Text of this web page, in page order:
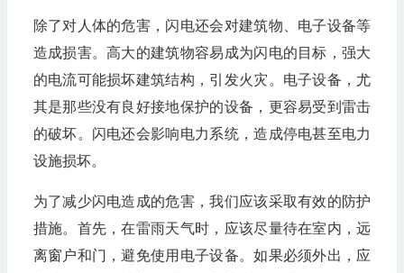
除了对人体的危害，闪电还会对建筑物、电子设备等
造成损害。高大的建筑物容易成为闪电的目标，强大
的电流可能损坏建筑结构，引发火灾。电子设备，尤
其是那些没有良好接地保护的设备，更容易受到雷击
的破坏。闪电还会影响电力系统，造成停电甚至电力
设施损坏。
为了减少闪电造成的危害，我们应该采取有效的防护
措施。首先，在雷雨天气时，应该尽量待在室内，远
离窗户和门，避免使用电子设备。如果必须外出，应